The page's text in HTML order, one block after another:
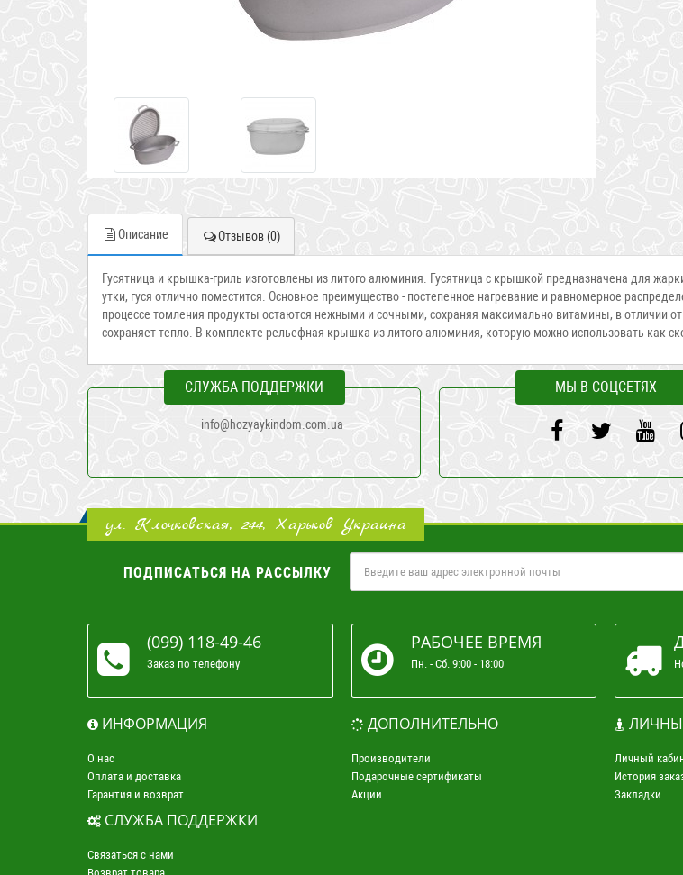
Описание Отзывов (0)
Гусятница и крышка-гриль изготовлены из литого алюминия. Гусятница с крышкой предназначена для
утки, гуся отлично поместится. Основное преимущество - постепенное нагревание и равномерное
процессе томления продукты остаются нежными и сочными, сохраняя максимально витамины, в отличии
сохраняет тепло. В комплекте рельефная крышка из литого алюминия, которую можно использовать как
СЛУЖБА ПОДДЕРЖКИ
info@hozyaykindom.com.ua
МЫ В СОЦСЕТЯХ
ул. Клочковская, 244, Харьков Украина
ПОДПИСАТЬСЯ НА РАССЫЛКУ
(099) 118-49-46
Заказ по телефону
РАБОЧЕЕ ВРЕМЯ
Пн. - Сб. 9:00 - 18:00
ИНФОРМАЦИЯ
О нас
Оплата и доставка
Гарантия и возврат
СЛУЖБА ПОДДЕРЖКИ
Связаться с нами
ДОПОЛНИТЕЛЬНО
Производители
Подарочные сертификаты
Акции
Личный
История
Закладки